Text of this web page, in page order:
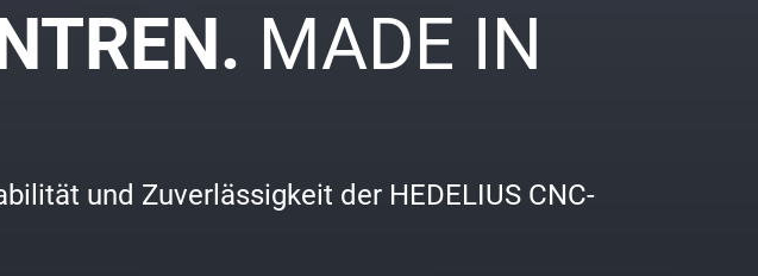
MADE IN
und Zuverlässigkeit der HEDELIUS CNC-